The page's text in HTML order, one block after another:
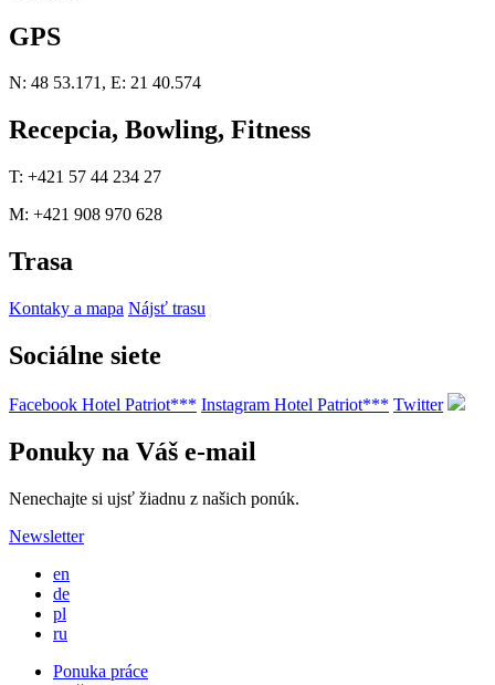
GPS
N: 48 53.171, E: 21 40.574
Recepcia, Bowling, Fitness
T: +421 57 44 234 27
M: +421 908 970 628
Trasa
Kontaky a mapa Nájsť trasu
Sociálne siete
Facebook Hotel Patriot*** Instagram Hotel Patriot*** Twitter
Ponuky na Váš e-mail
Nenechajte si ujsť žiadnu z našich ponúk.
Newsletter
en
de
pl
ru
Ponuka práce